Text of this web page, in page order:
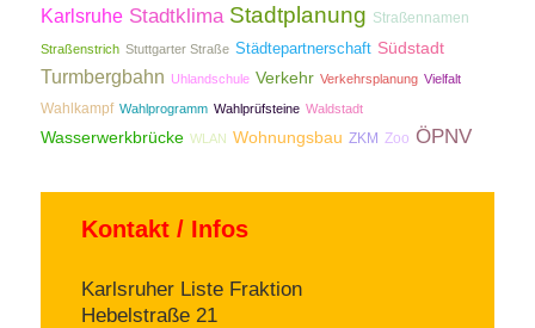
Karlsruhe Stadtklima Stadtplanung Straßennamen
Straßenstrich Stuttgarter Straße Städtepartnerschaft Südstadt
Turmbergbahn Uhlandschule Verkehr Verkehrsplanung Vielfalt
Wahlkampf Wahlprogramm Wahlprüfsteine Waldstadt
Wasserwerkbrücke WLAN Wohnungsbau ZKM Zoo ÖPNV
Kontakt / Infos
Karlsruher Liste Fraktion
Hebelstraße 21